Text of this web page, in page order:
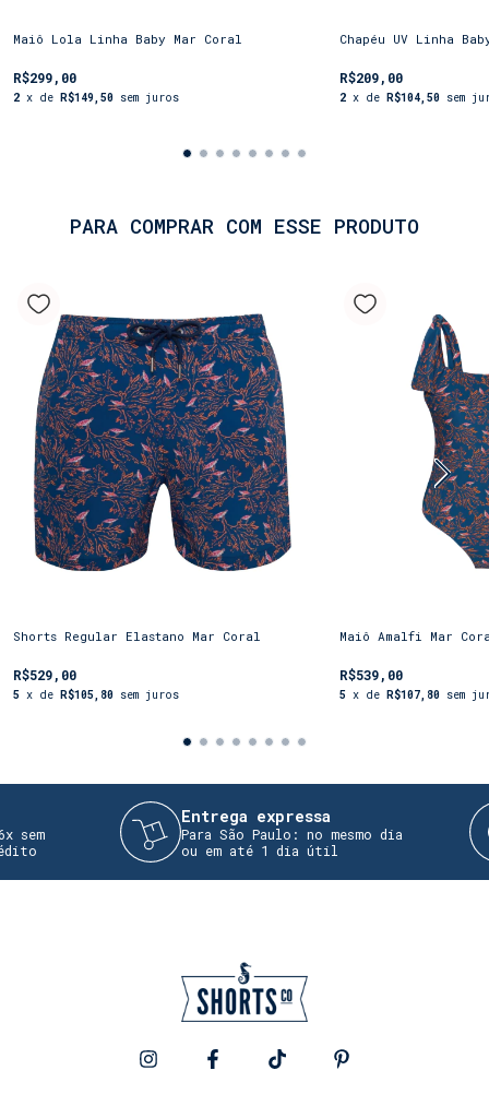
Maiô Lola Linha Baby Mar Coral
R$299,00
2 x de R$149,50 sem juros
Chapéu UV Linha
R$209,00
2 x de R$104,50 sem
PARA COMPRAR COM ESSE PRODUTO
Shorts Regular Elastano Mar Coral
R$529,00
5 x de R$105,80 sem juros
Maiô Amalfi Mar
R$539,00
5 x de R$107,80 sem
Entrega expressa
Para São Paulo: no mesmo dia
ou em até 1 dia útil